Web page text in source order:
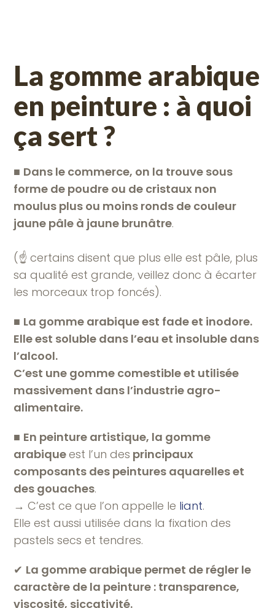
La gomme arabique
en peinture : à quoi
ça sert ?
■ Dans le commerce, on la trouve sous
forme de poudre ou de cristaux non
moulus plus ou moins ronds de couleur
jaune pâle à jaune brunâtre.
(☝️ certains disent que plus elle est pâle, plus
sa qualité est grande, veillez donc à écarter
les morceaux trop foncés).
■ La gomme arabique est fade et inodore.
Elle est soluble dans l’eau et insoluble dans
l’alcool.
C’est une gomme comestible et utilisée
massivement dans l’industrie agro-
alimentaire.
■ En peinture artistique, la gomme
arabiqueest l’un des principaux
composants des peintures aquarelles et
des gouaches.
→ C’est ce que l’on appelle le liant.
Elle est aussi utilisée dans la fixation des
pastels secs et tendres.
✔ La gomme arabique permet de régler le
caractère de la peinture : transparence,
viscosité, siccativité.